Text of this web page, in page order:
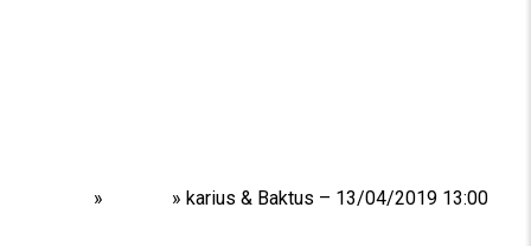
» » karius & Baktus – 13/04/2019 13:00